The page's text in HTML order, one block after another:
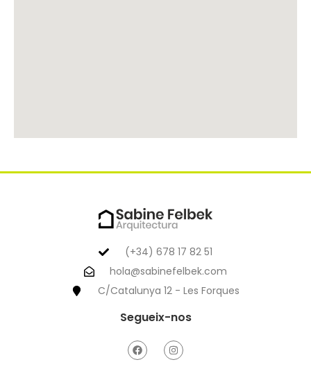
(+34) 678 17 82 51
hola@sabinefelbek.com
C/Catalunya 12 - Les Forques
Segueix-nos